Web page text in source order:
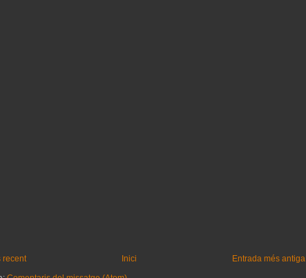
recent Entrada més antiga
Inici